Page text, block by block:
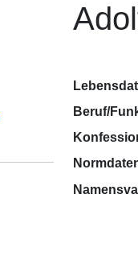
Beruf/